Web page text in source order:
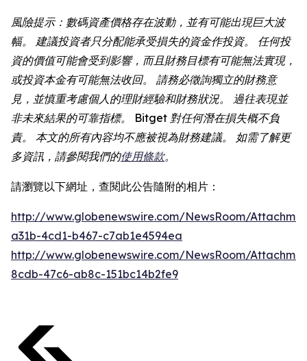
風險提示：數碼資產價格存在波動，並有可能出現巨大波
幅。 建議投資者只分配能承受損失的資金作投資。 任何投
資的價值可能會受到影響，而且財務目標有可能無法實現，
或投資本金有可能無法收回。 請務必徵詢獨立的財務意
見，並慎重考慮個人的理財經驗和財務狀況。 過往表現並
非未來結果的可靠指標。 Bitget 對任何潛在損失概不負
責。 本文的所有內容均不應被視為財務建議。 如需了解更
多資訊，請參閱我們的使用條款。
請瀏覽以下網址，查閱此公告隨附的相片：
http://www.globenewswire.com/NewsRoom/
a31b-4cd1-b467-c7ab1e4594ea
http://www.globenewswire.com/NewsRoom/
8cdb-47c6-ab8c-151bc14b2fe9